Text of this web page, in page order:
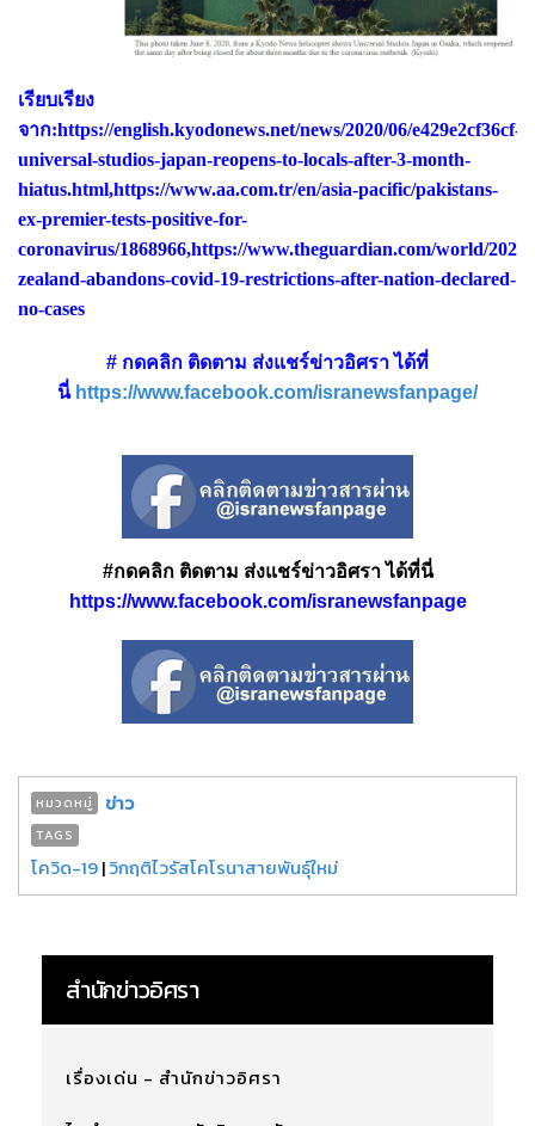
เรียบเรียง
จาก:https://english.kyodonews.net/news/2020/06/e429e2cf36cf-
universal-studios-japan-reopens-to-locals-after-3-month-
hiatus.html,https://www.aa.com.tr/en/asia-pacific/pakistans-
ex-premier-tests-positive-for-
coronavirus/1868966,https://www.theguardian.com/world/
zealand-abandons-covid-19-restrictions-after-nation-declared-
no-cases
# กดคลิก ติดตาม ส่งแชร์ข่าวอิศรา ได้ที่
นี่ https://www.facebook.com/isranewsfanpage/
#กดคลิก ติดตาม ส่งแชร์ข่าวอิศรา ได้ที่นี่
https://www.facebook.com/isranewsfanpage
หมวดหมู่ ข่าว
TAGS
โควิด-19|วิกฤติไวรัสโคโรนาสายพันธุ์ใหม่
สำนักข่าวอิศรา
เรื่องเด่น - สำนักข่าวอิศรา